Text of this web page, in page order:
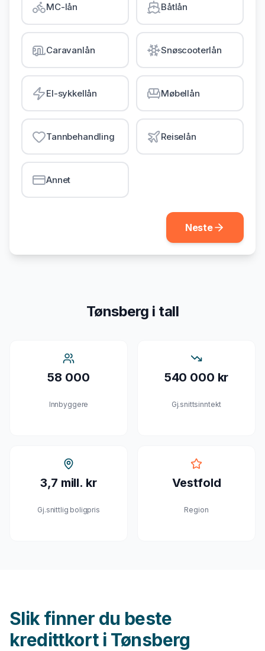
Gjeldsordning
Inkassohjelp
LÅN & KREDITT
Smålån
Lån uten sikkerhet
Kredittkort
Lån på dagen
MC-lån Båtlån
Caravanlån Snøscooterlån
El-sykkellån Møbellån
Tannbehandling Reiselån
Annet
Neste
Tønsberg i tall
58 000
Innbyggere
540 000 kr
Gj.snittsinntekt
3,7 mill. kr
Gj.snittlig boligpris
Vestfold
Region
Slik finner du beste
kredittkorti Tønsberg